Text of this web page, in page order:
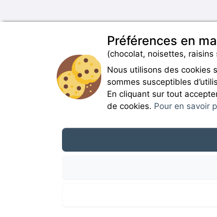
Préférences en
(chocolat, noisettes, raisins
Nous utilisons des cookies
sommes susceptibles
En cliquant sur tout
de cookies. Pour en savoir